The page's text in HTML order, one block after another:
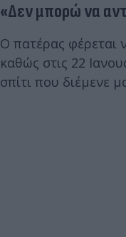
«Δεν μπορώ να
Ο πατέρας φέρεται
καθώς στις 22
σπίτι που διέμενε